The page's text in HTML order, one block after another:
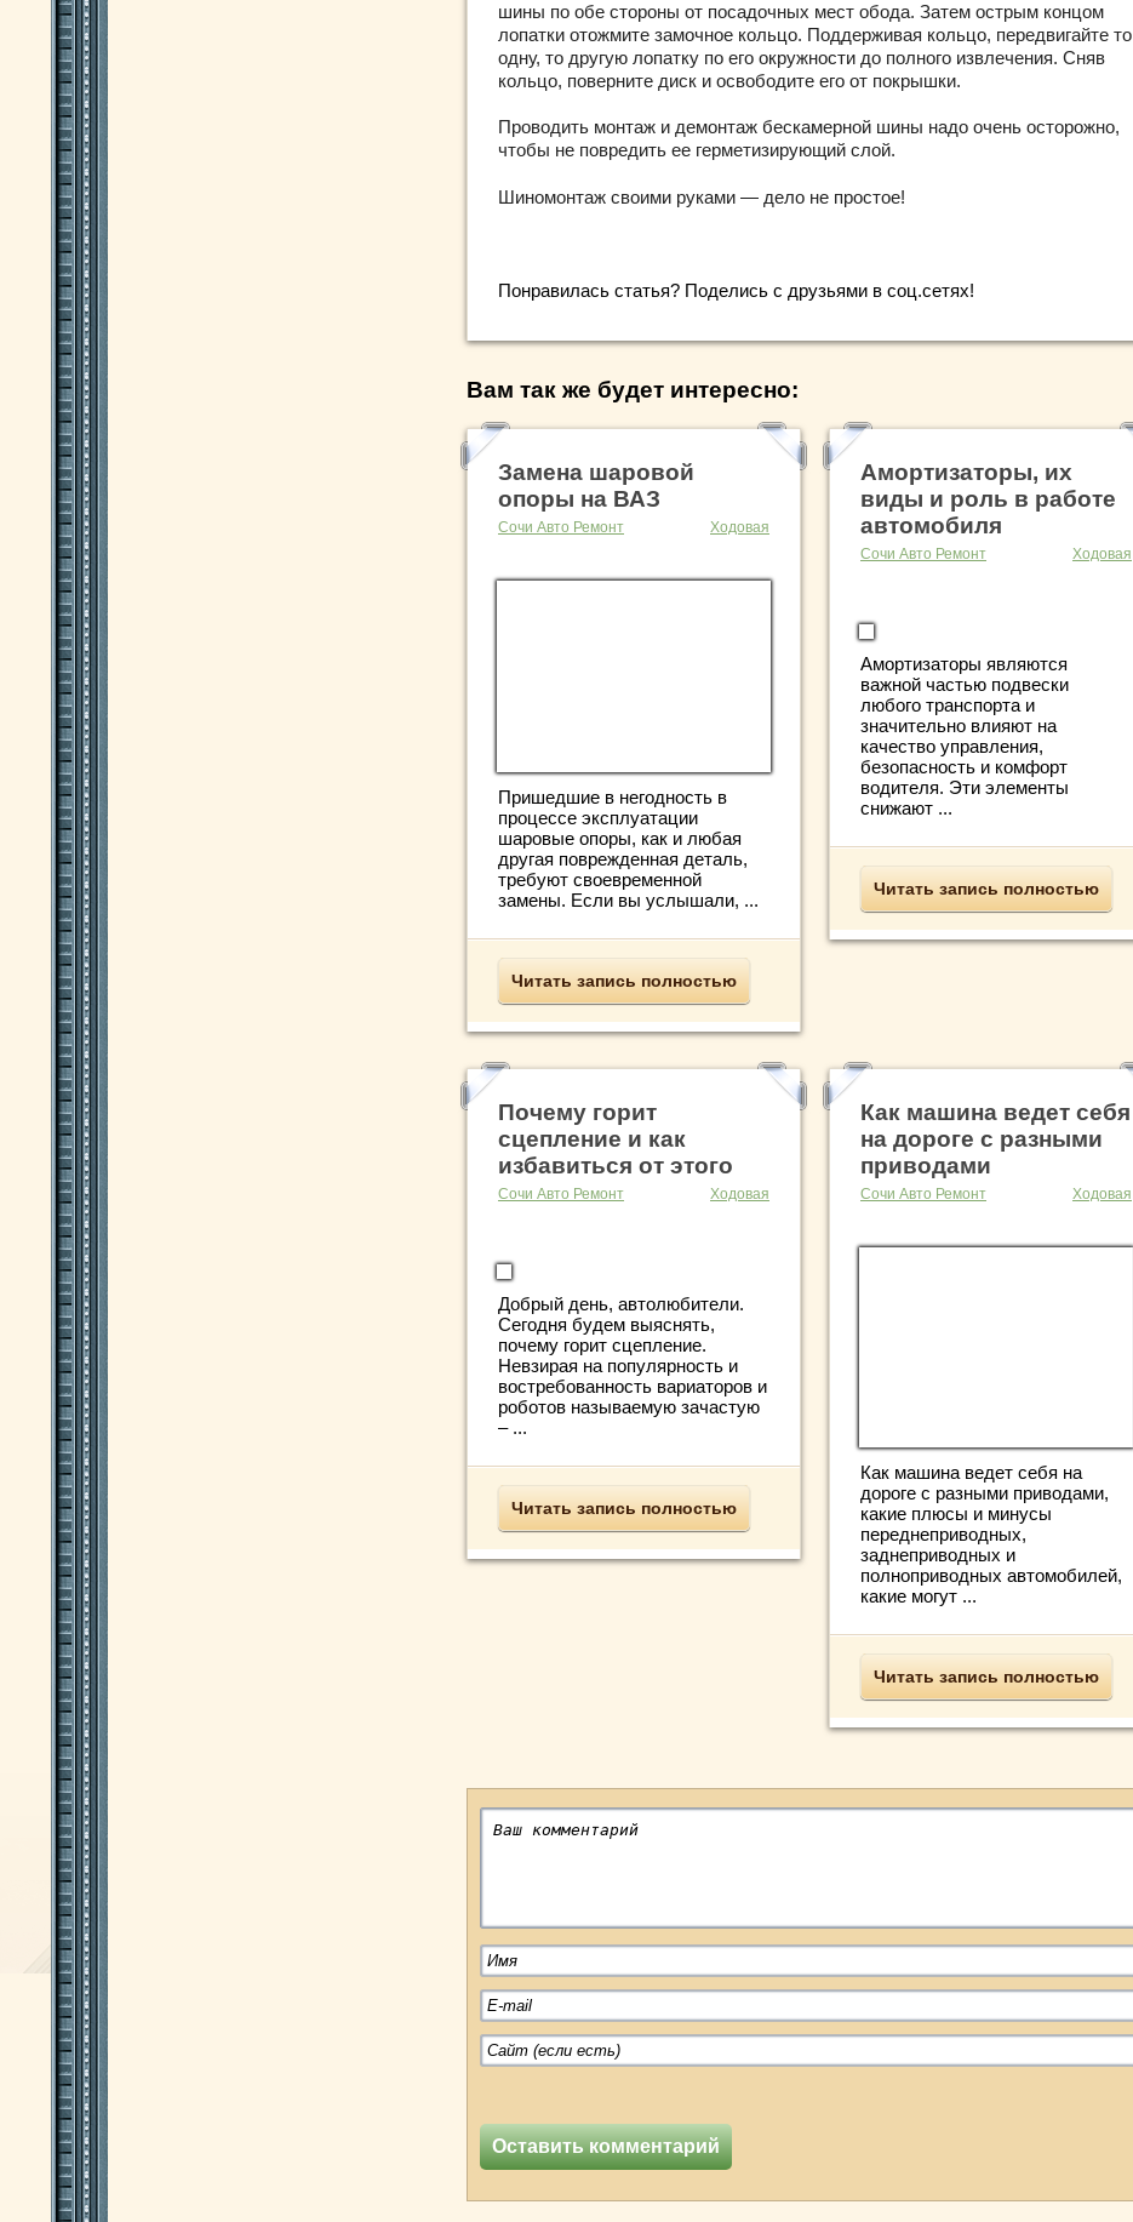
шины по обе стороны от посадочных мест обода. Затем острым концом
лопатки отожмите замочное кольцо. Поддерживая кольцо, передвигайте то
одну, то другую лопатку по его окружности до полного извлечения. Сняв
кольцо, поверните диск и освободите его от покрышки.
Проводить монтаж и демонтаж бескамерной шины надо очень осторожно,
чтобы не повредить ее герметизирующий слой.
Шиномонтаж своими руками — дело не простое!
Понравилась статья? Поделись с друзьями в соц.сетях!
Вам так же будет интересно:
Замена шаровой
опоры на ВАЗ
Сочи Авто Ремонт Ходовая
Пришедшие в негодность в
процессе эксплуатации
шаровые опоры, как и любая
другая поврежденная деталь,
требуют своевременной
замены. Если вы услышали, ...
Читать запись полностью
Амортизаторы, их
виды и роль в работе
автомобиля
Сочи Авто Ремонт Ходовая
Амортизаторы являются
важной частью подвески
любого транспорта и
значительно влияют на
качество управления,
безопасность и комфорт
водителя. Эти элементы
снижают ...
Читать запись полностью
Почему горит
сцепление и как
избавиться от этого
Сочи Авто Ремонт Ходовая
Добрый день, автолюбители.
Сегодня будем выяснять,
почему горит сцепление.
Невзирая на популярность и
востребованность вариаторов и
роботов называемую зачастую
– ...
Читать запись полностью
Как машина ведет себя
на дороге с разными
приводами
Сочи Авто Ремонт Ходовая
Как машина ведет себя на
дороге с разными приводами,
какие плюсы и минусы
переднеприводных,
заднеприводных и
полноприводных автомобилей,
какие могут ...
Читать запись полностью